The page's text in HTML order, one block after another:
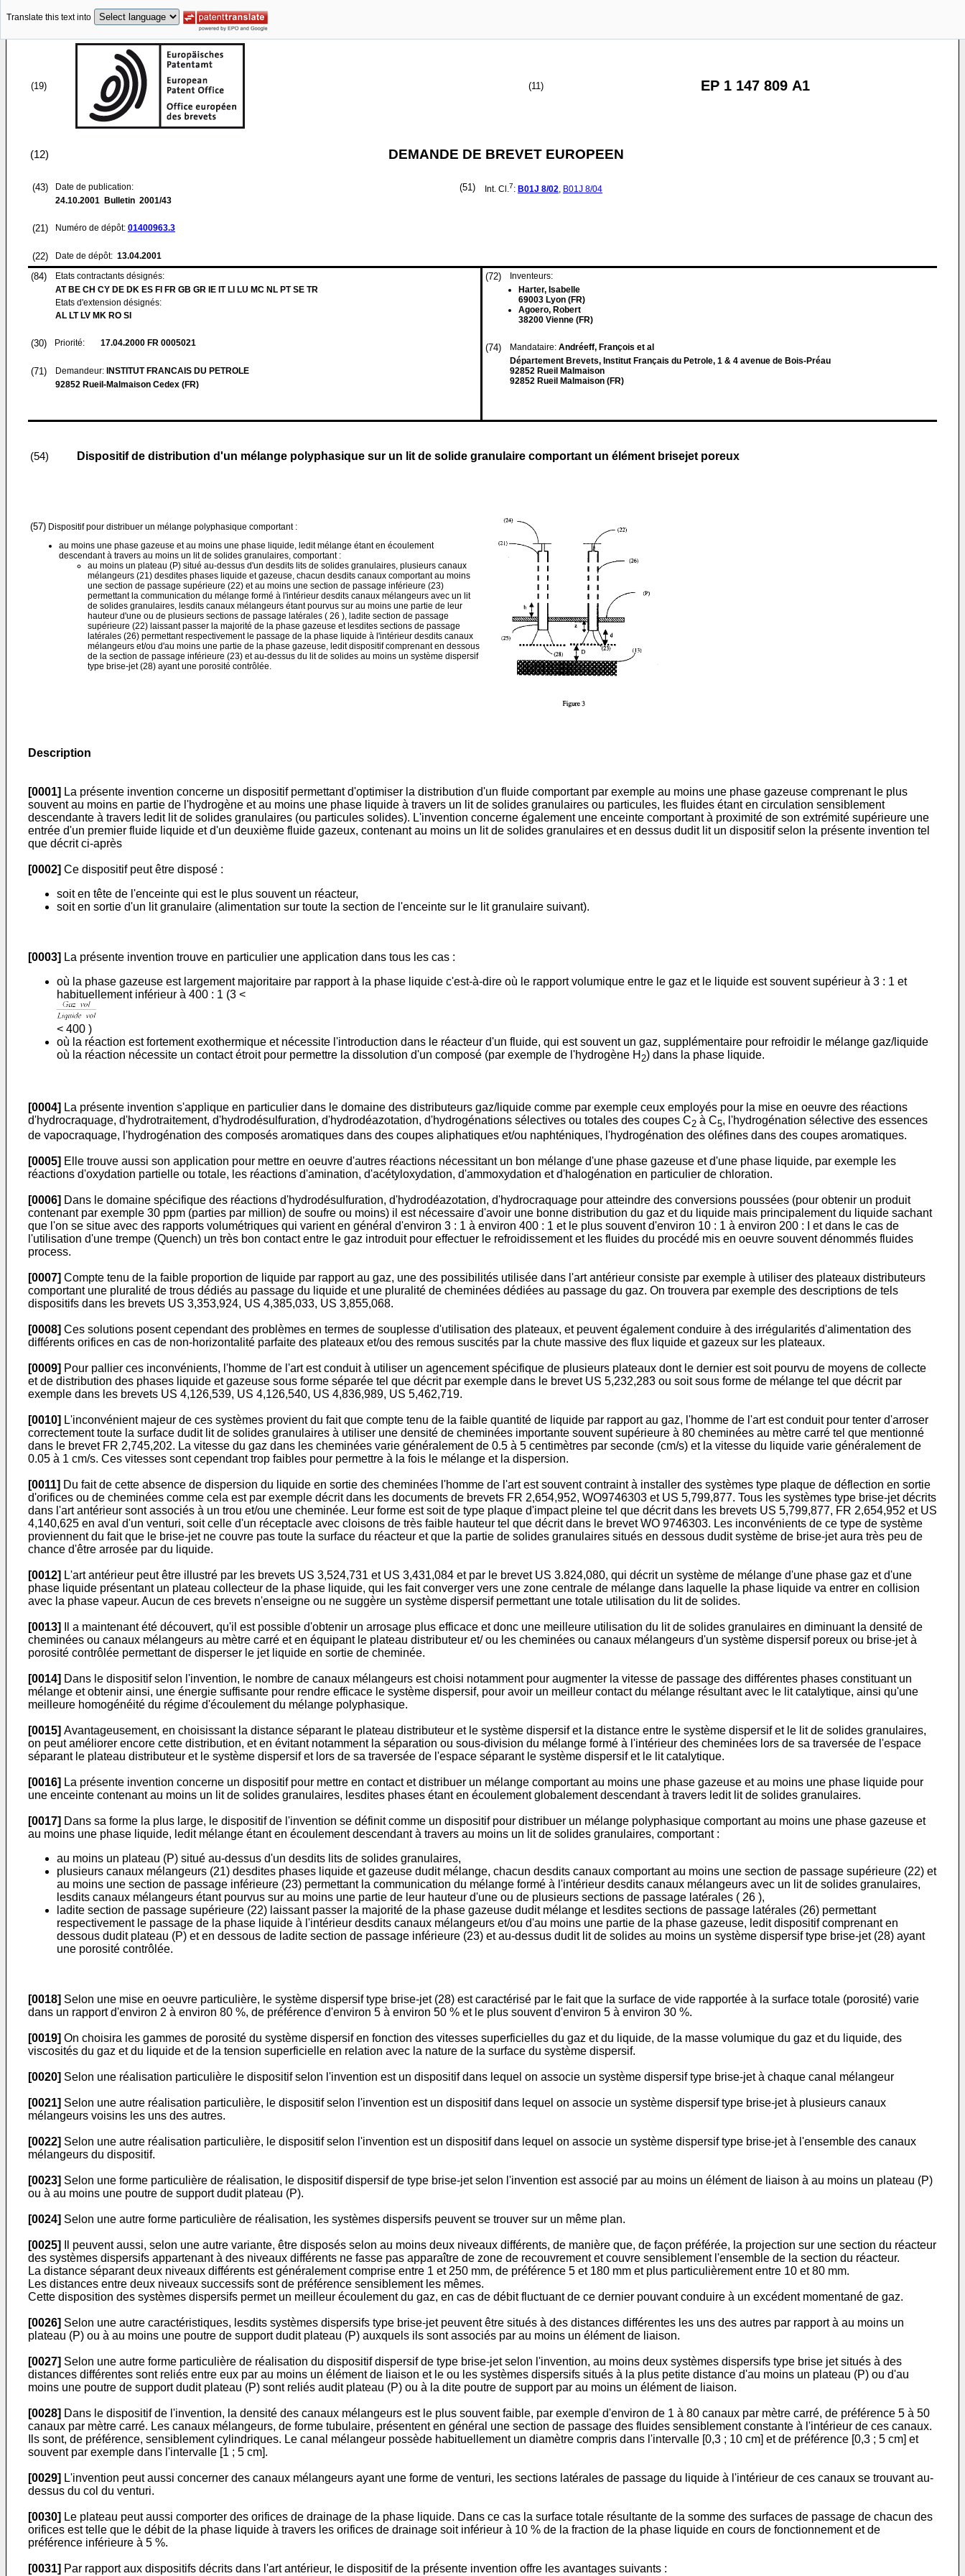
Translate this text into
(19) (11) EP 1 147 809 A1
(12) DEMANDE DE BREVET EUROPEEN
(43)
Date de publication:
24.10.2001 Bulletin 2001/43
(21) Numéro de dépôt: 01400963.3
(22) Date de dépôt: 13.04.2001
(51) Int. Cl.7: B01J 8/02, B01J 8/04
(84)
Etats contractants désignés:
AT BE CH CY DE DK ES FI FR GB GR IE IT LI LU MC NL PT SE TR
Etats d'extension désignés:
AL LT LV MK RO SI
(30) Priorité: 17.04.2000 FR 0005021
(71) Demandeur: INSTITUT FRANCAIS DU PETROLE
92852 Rueil-Malmaison Cedex (FR)
(72)
Inventeurs:
Harter, Isabelle
69003 Lyon (FR)
Agoero, Robert
38200 Vienne (FR)
(74) Mandataire: Andréeff, François et al
Département Brevets, Institut Français du Petrole, 1 & 4 avenue de Bois-Préau
92852 Rueil Malmaison
92852 Rueil Malmaison (FR)
(54) Dispositif de distribution d'un mélange polyphasique sur un lit de solide granulaire comportant un élément brisejet poreux
(57) Dispositif pour distribuer un mélange polyphasique comportant :
au moins une phase gazeuse et au moins une phase liquide, ledit mélange étant en écoulement
descendant à travers au moins un lit de solides granulaires, comportant :
au moins un plateau (P) situé au-dessus d'un desdits lits de solides granulaires, plusieurs canaux
mélangeurs (21) desdites phases liquide et gazeuse, chacun desdits canaux comportant au moins
une section de passage supérieure (22) et au moins une section de passage inférieure (23)
permettant la communication du mélange formé à l'intérieur desdits canaux mélangeurs avec un lit
de solides granulaires, lesdits canaux mélangeurs étant pourvus sur au moins une partie de leur
hauteur d'une ou de plusieurs sections de passage latérales ( 26 ), ladite section de passage
supérieure (22) laissant passer la majorité de la phase gazeuse et lesdites sections de passage
latérales (26) permettant respectivement le passage de la phase liquide à l'intérieur desdits canaux
mélangeurs et/ou d'au moins une partie de la phase gazeuse, ledit dispositif comprenant en dessous
de la section de passage inférieure (23) et au-dessus du lit de solides au moins un système dispersif
type brise-jet (28) ayant une porosité contrôlée.
Description
[0001] La présente invention concerne un dispositif permettant d'optimiser la distribution d'un fluide comportant par exemple au moins une phase gazeuse comprenant le plus
souvent au moins en partie de l'hydrogène et au moins une phase liquide à travers un lit de solides granulaires ou particules, les fluides étant en circulation sensiblement
descendante à travers ledit lit de solides granulaires (ou particules solides). L'invention concerne également une enceinte comportant à proximité de son extrémité supérieure une
entrée d'un premier fluide liquide et d'un deuxième fluide gazeux, contenant au moins un lit de solides granulaires et en dessus dudit lit un dispositif selon la présente invention tel
que décrit ci-après
[0002] Ce dispositif peut être disposé :
soit en tête de l'enceinte qui est le plus souvent un réacteur,
soit en sortie d'un lit granulaire (alimentation sur toute la section de l'enceinte sur le lit granulaire suivant).
[0003] La présente invention trouve en particulier une application dans tous les cas :
où la phase gazeuse est largement majoritaire par rapport à la phase liquide c'est-à-dire où le rapport volumique entre le gaz et le liquide est souvent supérieur à 3 : 1 et
habituellement inférieur à 400 : 1 (3 <
< 400 )
où la réaction est fortement exothermique et nécessite l'introduction dans le réacteur d'un fluide, qui est souvent un gaz, supplémentaire pour refroidir le mélange gaz/liquide
où la réaction nécessite un contact étroit pour permettre la dissolution d'un composé (par exemple de l'hydrogène H 2) dans la phase liquide.
[0004] La présente invention s'applique en particulier dans le domaine des distributeurs gaz/liquide comme par exemple ceux employés pour la mise en oeuvre des réactions
d'hydrocraquage, d'hydrotraitement, d'hydrodésulfuration, d'hydrodéazotation, d'hydrogénations sélectives ou totales des coupes C2 à C5, l'hydrogénation sélective des essences
de vapocraquage, l'hydrogénation des composés aromatiques dans des coupes aliphatiques et/ou naphténiques, l'hydrogénation des oléfines dans des coupes aromatiques.
[0005] Elle trouve aussi son application pour mettre en oeuvre d'autres réactions nécessitant un bon mélange d'une phase gazeuse et d'une phase liquide, par exemple les
réactions d'oxydation partielle ou totale, les réactions d'amination, d'acétyloxydation, d'ammoxydation et d'halogénation en particulier de chloration.
[0006] Dans le domaine spécifique des réactions d'hydrodésulfuration, d'hydrodéazotation, d'hydrocraquage pour atteindre des conversions poussées (pour obtenir un produit
contenant par exemple 30 ppm (parties par million) de soufre ou moins) il est nécessaire d'avoir une bonne distribution du gaz et du liquide mais principalement du liquide sachant
que l'on se situe avec des rapports volumétriques qui varient en général d'environ 3 : 1 à environ 400 : 1 et le plus souvent d'environ 10 : 1 à environ 200 : I et dans le cas de
l'utilisation d'une trempe (Quench) un très bon contact entre le gaz introduit pour effectuer le refroidissement et les fluides du procédé mis en oeuvre souvent dénommés fluides
process.
[0007] Compte tenu de la faible proportion de liquide par rapport au gaz, une des possibilités utilisée dans l'art antérieur consiste par exemple à utiliser des plateaux distributeurs
comportant une pluralité de trous dédiés au passage du liquide et une pluralité de cheminées dédiées au passage du gaz. On trouvera par exemple des descriptions de tels
dispositifs dans les brevets US 3,353,924, US 4,385,033, US 3,855,068.
[0008] Ces solutions posent cependant des problèmes en termes de souplesse d'utilisation des plateaux, et peuvent également conduire à des irrégularités d'alimentation des
différents orifices en cas de non-horizontalité parfaite des plateaux et/ou des remous suscités par la chute massive des flux liquide et gazeux sur les plateaux.
[0009] Pour pallier ces inconvénients, l'homme de l'art est conduit à utiliser un agencement spécifique de plusieurs plateaux dont le dernier est soit pourvu de moyens de collecte
et de distribution des phases liquide et gazeuse sous forme séparée tel que décrit par exemple dans le brevet US 5,232,283 ou soit sous forme de mélange tel que décrit par
exemple dans les brevets US 4,126,539, US 4,126,540, US 4,836,989, US 5,462,719.
[0010] L'inconvénient majeur de ces systèmes provient du fait que compte tenu de la faible quantité de liquide par rapport au gaz, l'homme de l'art est conduit pour tenter d'arroser
correctement toute la surface dudit lit de solides granulaires à utiliser une densité de cheminées importante souvent supérieure à 80 cheminées au mètre carré tel que mentionné
dans le brevet FR 2,745,202. La vitesse du gaz dans les cheminées varie généralement de 0.5 à 5 centimètres par seconde (cm/s) et la vitesse du liquide varie généralement de
0.05 à 1 cm/s. Ces vitesses sont cependant trop faibles pour permettre à la fois le mélange et la dispersion.
[0011] Du fait de cette absence de dispersion du liquide en sortie des cheminées l'homme de l'art est souvent contraint à installer des systèmes type plaque de déflection en sortie
d'orifices ou de cheminées comme cela est par exemple décrit dans les documents de brevets FR 2,654,952, WO9746303 et US 5,799,877. Tous les systèmes type brise-jet décrits
dans l'art antérieur sont associés à un trou et/ou une cheminée. Leur forme est soit de type plaque d'impact pleine tel que décrit dans les brevets US 5,799,877, FR 2,654,952 et US
4,140,625 en aval d'un venturi, soit celle d'un réceptacle avec cloisons de très faible hauteur tel que décrit dans le brevet WO 9746303. Les inconvénients de ce type de système
proviennent du fait que le brise-jet ne couvre pas toute la surface du réacteur et que la partie de solides granulaires situés en dessous dudit système de brise-jet aura très peu de
chance d'être arrosée par du liquide.
[0012] L'art antérieur peut être illustré par les brevets US 3,524,731 et US 3,431,084 et par le brevet US 3.824,080, qui décrit un système de mélange d'une phase gaz et d'une
phase liquide présentant un plateau collecteur de la phase liquide, qui les fait converger vers une zone centrale de mélange dans laquelle la phase liquide va entrer en collision
avec la phase vapeur. Aucun de ces brevets n'enseigne ou ne suggère un système dispersif permettant une totale utilisation du lit de solides.
[0013]
Il a maintenant été découvert, qu'il est possible d'obtenir un arrosage plus efficace et donc une meilleure utilisation du lit de solides granulaires en diminuant la densité de
cheminées ou canaux mélangeurs au mètre carré et en équipant le plateau distributeur et/ ou les cheminées ou canaux mélangeurs d'un système dispersif poreux ou brise-jet à
porosité contrôlée permettant de disperser le jet liquide en sortie de cheminée.
[0014] Dans le dispositif selon l'invention, le nombre de canaux mélangeurs est choisi notamment pour augmenter la vitesse de passage des différentes phases constituant un
mélange et obtenir ainsi, une énergie suffisante pour rendre efficace le système dispersif, pour avoir un meilleur contact du mélange résultant avec le lit catalytique, ainsi qu'une
meilleure homogénéité du régime d'écoulement du mélange polyphasique.
[0015] Avantageusement, en choisissant la distance séparant le plateau distributeur et le système dispersif et la distance entre le système dispersif et le lit de solides granulaires,
on peut améliorer encore cette distribution, et en évitant notamment la séparation ou sous-division du mélange formé à l'intérieur des cheminées lors de sa traversée de l'espace
séparant le plateau distributeur et le système dispersif et lors de sa traversée de l'espace séparant le système dispersif et le lit catalytique.
[0016] La présente invention concerne un dispositif pour mettre en contact et distribuer un mélange comportant au moins une phase gazeuse et au moins une phase liquide pour
une enceinte contenant au moins un lit de solides granulaires, lesdites phases étant en écoulement globalement descendant à travers ledit lit de solides granulaires.
[0017] Dans sa forme la plus large, le dispositif de l'invention se définit comme un dispositif pour distribuer un mélange polyphasique comportant au moins une phase gazeuse et
au moins une phase liquide, ledit mélange étant en écoulement descendant à travers au moins un lit de solides granulaires, comportant :
au moins un plateau (P) situé au-dessus d'un desdits lits de solides granulaires,
plusieurs canaux mélangeurs (21) desdites phases liquide et gazeuse dudit mélange, chacun desdits canaux comportant au moins une section de passage supérieure (22) et
au moins une section de passage inférieure (23) permettant la communication du mélange formé à l'intérieur desdits canaux mélangeurs avec un lit de solides granulaires,
lesdits canaux mélangeurs étant pourvus sur au moins une partie de leur hauteur d'une ou de plusieurs sections de passage latérales ( 26 ),
ladite section de passage supérieure (22) laissant passer la majorité de la phase gazeuse dudit mélange et lesdites sections de passage latérales (26) permettant
respectivement le passage de la phase liquide à l'intérieur desdits canaux mélangeurs et/ou d'au moins une partie de la phase gazeuse, ledit dispositif comprenant en
dessous dudit plateau (P) et en dessous de ladite section de passage inférieure (23) et au-dessus dudit lit de solides au moins un système dispersif type brise-jet (28) ayant
une porosité contrôlée.
[0018] Selon une mise en oeuvre particulière, le système dispersif type brise-jet (28) est caractérisé par le fait que la surface de vide rapportée à la surface totale (porosité) varie
dans un rapport d'environ 2 à environ 80 %, de préférence d'environ 5 à environ 50 % et le plus souvent d'environ 5 à environ 30 %.
[0019] On choisira les gammes de porosité du système dispersif en fonction des vitesses superficielles du gaz et du liquide, de la masse volumique du gaz et du liquide, des
viscosités du gaz et du liquide et de la tension superficielle en relation avec la nature de la surface du système dispersif.
[0020] Selon une réalisation particulière le dispositif selon l'invention est un dispositif dans lequel on associe un système dispersif type brise-jet à chaque canal mélangeur
[0021] Selon une autre réalisation particulière, le dispositif selon l'invention est un dispositif dans lequel on associe un système dispersif type brise-jet à plusieurs canaux
mélangeurs voisins les uns des autres.
[0022] Selon une autre réalisation particulière, le dispositif selon l'invention est un dispositif dans lequel on associe un système dispersif type brise-jet à l'ensemble des canaux
mélangeurs du dispositif.
[0023] Selon une forme particulière de réalisation, le dispositif dispersif de type brise-jet selon l'invention est associé par au moins un élément de liaison à au moins un plateau (P)
ou à au moins une poutre de support dudit plateau (P).
[0024] Selon une autre forme particulière de réalisation, les systèmes dispersifs peuvent se trouver sur un même plan.
[0025]
Il peuvent aussi, selon une autre variante, être disposés selon au moins deux niveaux différents, de manière que, de façon préférée, la projection sur une section du réacteur
des systèmes dispersifs appartenant à des niveaux différents ne fasse pas apparaître de zone de recouvrement et couvre sensiblement l'ensemble de la section du réacteur.
La distance séparant deux niveaux différents est généralement comprise entre 1 et 250 mm, de préférence 5 et 180 mm et plus particulièrement entre 10 et 80 mm.
Les distances entre deux niveaux successifs sont de préférence sensiblement les mêmes.
Cette disposition des systèmes dispersifs permet un meilleur écoulement du gaz, en cas de débit fluctuant de ce dernier pouvant conduire à un excédent momentané de gaz.
[0026] Selon une autre caractéristiques, lesdits systèmes dispersifs type brise-jet peuvent être situés à des distances différentes les uns des autres par rapport à au moins un
plateau (P) ou à au moins une poutre de support dudit plateau (P) auxquels ils sont associés par au moins un élément de liaison.
[0027] Selon une autre forme particulière de réalisation du dispositif dispersif de type brise-jet selon l'invention, au moins deux systèmes dispersifs type brise jet situés à des
distances différentes sont reliés entre eux par au moins un élément de liaison et le ou les systèmes dispersifs situés à la plus petite distance d'au moins un plateau (P) ou d'au
moins une poutre de support dudit plateau (P) sont reliés audit plateau (P) ou à la dite poutre de support par au moins un élément de liaison.
[0028] Dans le dispositif de l'invention, la densité des canaux mélangeurs est le plus souvent faible, par exemple d'environ de 1 à 80 canaux par mètre carré, de préférence 5 à 50
canaux par mètre carré. Les canaux mélangeurs, de forme tubulaire, présentent en général une section de passage des fluides sensiblement constante à l'intérieur de ces canaux.
Ils sont, de préférence, sensiblement cylindriques. Le canal mélangeur possède habituellement un diamètre compris dans l'intervalle [0,3 ; 10 cm] et de préférence [0,3 ; 5 cm] et
souvent par exemple dans l'intervalle [1 ; 5 cm].
[0029] L'invention peut aussi concerner des canaux mélangeurs ayant une forme de venturi, les sections latérales de passage du liquide à l'intérieur de ces canaux se trouvant au-
dessus du col du venturi.
[0030] Le plateau peut aussi comporter des orifices de drainage de la phase liquide. Dans ce cas la surface totale résultante de la somme des surfaces de passage de chacun des
orifices est telle que le débit de la phase liquide à travers les orifices de drainage soit inférieur à 10 % de la fraction de la phase liquide en cours de fonctionnement et de
préférence inférieure à 5 %.
[0031] Par rapport aux dispositifs décrits dans l'art antérieur, le dispositif de la présente invention offre les avantages suivants :